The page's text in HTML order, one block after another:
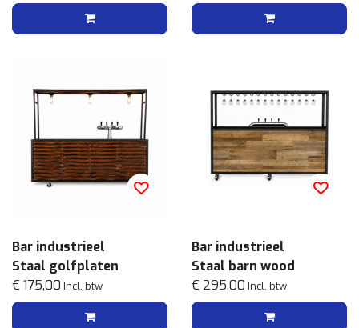
Bar industrieel
Staal golfplaten
€ 175,00 Incl. btw
Bar industrieel
Staal barn wood
€ 295,00 Incl. btw